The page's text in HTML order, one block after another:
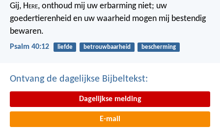
Gij, Here, onthoud mij uw erbarming niet; uw
goedertierenheid en uw waarheid mogen mij bestendig
bewaren.
Psalm 40:12 liefde betrouwbaarheid bescherming
Ontvang de dagelijkse Bijbeltekst:
Dagelijkse melding
E-mail